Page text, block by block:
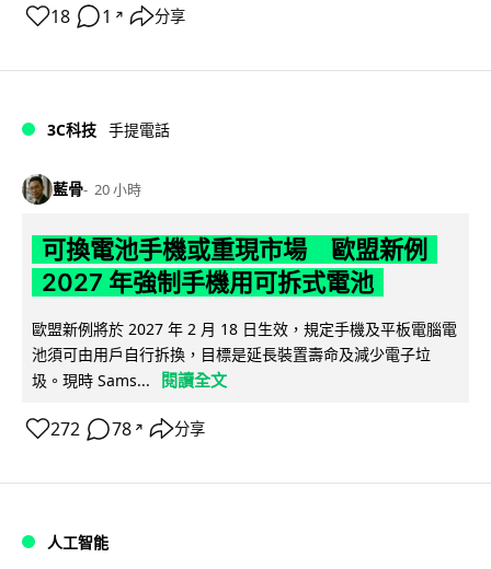
18 1 ↗ 分享
3C科技 手提電話
藍骨 20 小時
可換電池手機或重現市場 歐盟新例
2027 年強制手機用可拆式電池
歐盟新例將於 2027 年 2 月 18 日生效，規定手機及平板電腦電
池須可由用戶自行拆換，目標是延長裝置壽命及減少電子垃
圾。現時 Sams...
閱讀全文
272 78 ↗ 分享
人工智能